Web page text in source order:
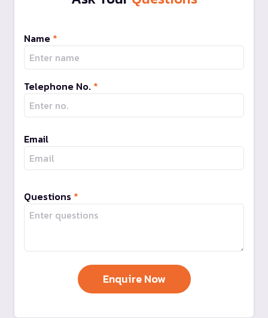
Name *
Telephone No. *
Email
Questions *